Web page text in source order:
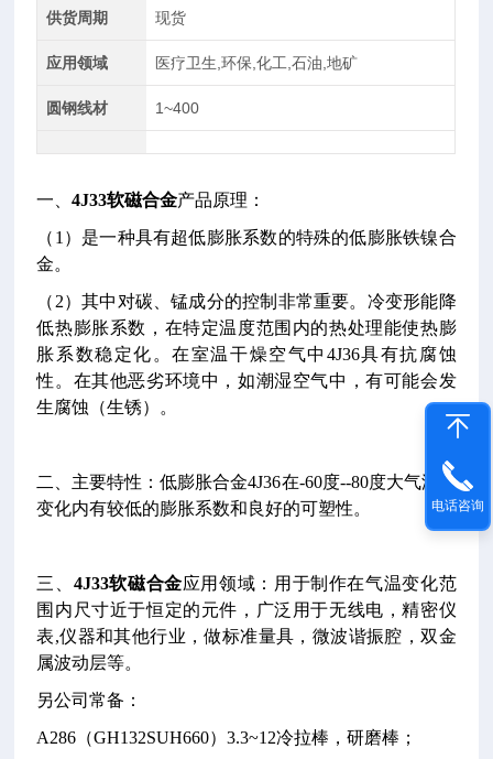
供货周期 现货
应用领域 医疗卫生,环保,化工,石油,地矿
圆钢线材 1~400
一、4J33软磁合金产品原理：
（1）是一种具有超低膨胀系数的特殊的低膨胀铁镍合
金。
（2）其中对碳、锰成分的控制非常重要。冷变形能降
低热膨胀系数，在特定温度范围内的热处理能使热膨
胀系数稳定化。在室温干燥空气中4J36具有抗腐蚀
性。在其他恶劣环境中，如潮湿空气中，有可能会发
生腐蚀（生锈）。
二、主要特性：低膨胀合金4J36在-60度--80度大气温度
变化内有较低的膨胀系数和良好的可塑性。
三、 4J33软磁合金应用领域：用于制作在气温变化范
围内尺寸近于恒定的元件，广泛用于无线电，精密仪
表,仪器和其他行业，做标准量具，微波谐振腔，双金
属波动层等。
另公司常备：
A286（GH132SUH660）3.3~12冷拉棒，研磨棒；
电话咨询